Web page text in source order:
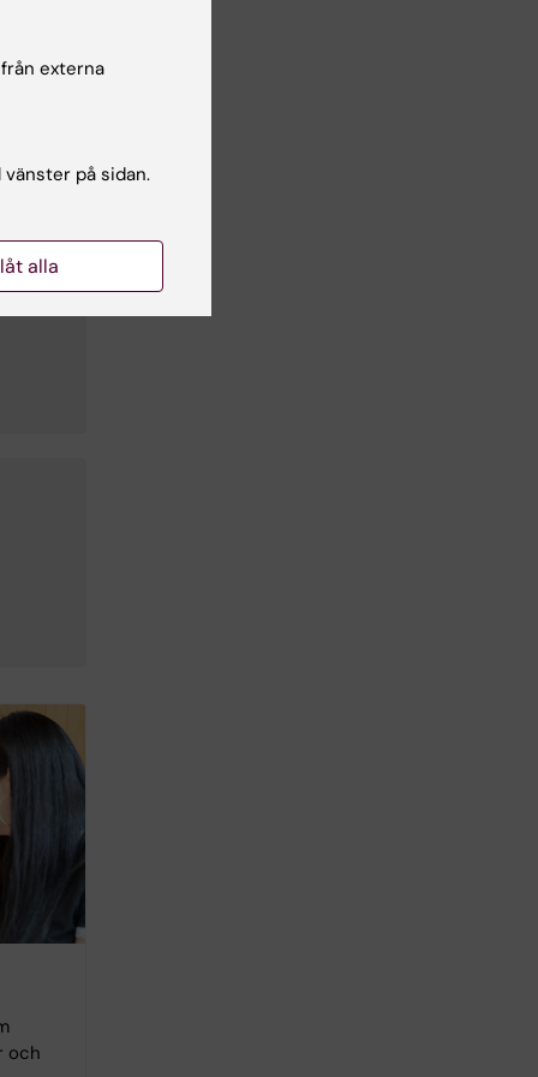
och
externa
på sidan.
alla